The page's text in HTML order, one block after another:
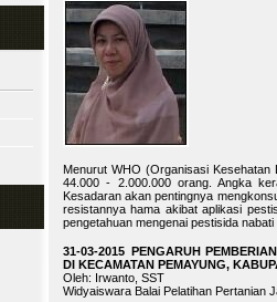
Menurut WHO (Organisasi
44.000 - 2.000.000 orang. Angka
Kesadaran akan pentingnya
resistannya hama akibat aplikasi
pengetahuan mengenai pestisida
31-03-2015 PENGARUH
DI KECAMATAN PEMAYUNG,
Oleh: Irwanto, SST
Widyaiswara Balai Pelatihan Pertanian